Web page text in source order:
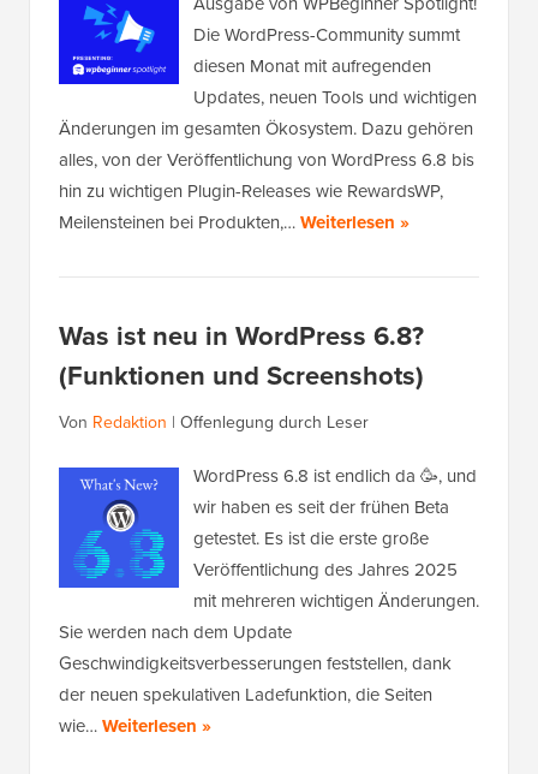
Die WordPress-Community summt
diesen Monat mit aufregenden
Updates, neuen Tools und wichtigen
Änderungen im gesamten Ökosystem. Dazu gehören
alles, von der Veröffentlichung von WordPress 6.8 bis
hin zu wichtigen Plugin-Releases wie RewardsWP,
Meilensteinen bei Produkten,…Weiterlesen »
Was ist neu in WordPress 6.8?
(Funktionen und Screenshots)
Von Redaktion | Offenlegung durch Leser
WordPress 6.8 ist endlich da 🥳, und
wir haben es seit der frühen Beta
getestet. Es ist die erste große
Veröffentlichung des Jahres 2025
mit mehreren wichtigen Änderungen.
Sie werden nach dem Update
Geschwindigkeitsverbesserungen feststellen, dank
der neuen spekulativen Ladefunktion, die Seiten
wie…Weiterlesen »